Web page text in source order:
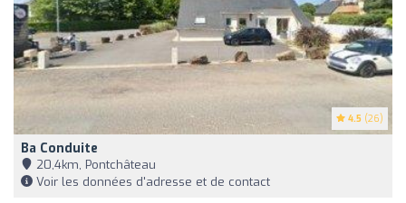
4.5 (26)
Ba Conduite
20,4km, Pontchâteau
Voir les données d'adresse et de contact